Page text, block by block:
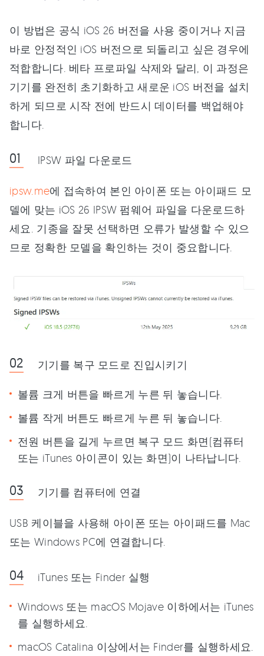
이 방법은 공식 iOS 26 버전을 사용 중이거나 지금
바로 안정적인 iOS 버전으로 되돌리고 싶은 경우에
적합합니다. 베타 프로파일 삭제와 달리, 이 과정은
기기를 완전히 초기화하고 새로운 iOS 버전을 설치
하게 되므로 시작 전에 반드시 데이터를 백업해야
합니다.
IPSW 파일 다운로드
ipsw.me에 접속하여 본인 아이폰 또는 아이패드 모
델에 맞는 iOS 26 IPSW 펌웨어 파일을 다운로드하
세요. 기종을 잘못 선택하면 오류가 발생할 수 있으
므로 정확한 모델을 확인하는 것이 중요합니다.
기기를 복구 모드로 진입시키기
볼륨 크게 버튼을 빠르게 누른 뒤 놓습니다.
볼륨 작게 버튼도 빠르게 누른 뒤 놓습니다.
전원 버튼을 길게 누르면 복구 모드 화면(컴퓨터
또는 iTunes 아이콘이 있는 화면)이 나타납니다.
기기를 컴퓨터에 연결
USB 케이블을 사용해 아이폰 또는 아이패드를 Mac
또는 Windows PC에 연결합니다.
iTunes 또는 Finder 실행
Windows 또는 macOS Mojave 이하에서는 iTunes
를 실행하세요.
macOS Catalina 이상에서는 Finder를 실행하세요.